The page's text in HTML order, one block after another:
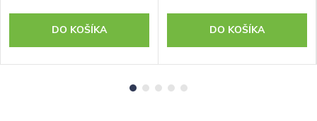
DO KOŠÍKA DO KOŠÍKA